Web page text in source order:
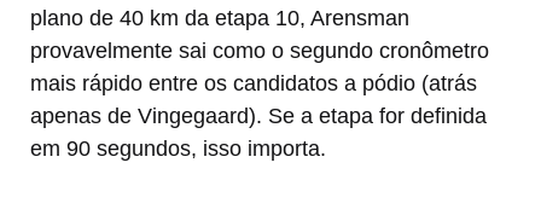
plano de 40 km da etapa 10, Arensman
provavelmente sai como o segundo cronômetro
mais rápido entre os candidatos a pódio (atrás
apenas de Vingegaard). Se a etapa for definida
em 90 segundos, isso importa.